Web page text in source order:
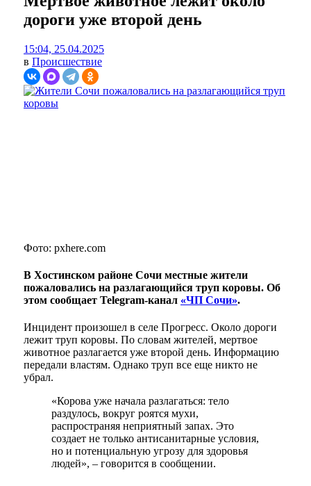
дороги уже второй день
15:04, 25.04.2025
в Происшествие
Фото: pxhere.com
В Хостинском районе Сочи местные жители
пожаловались на разлагающийся труп коровы. Об
этом сообщает Telegram-канал «ЧП Сочи».
Инцидент произошел в селе Прогресс. Около дороги
лежит труп коровы. По словам жителей, мертвое
животное разлагается уже второй день. Информацию
передали властям. Однако труп все еще никто не
убрал.
«Корова уже начала разлагаться: тело
раздулось, вокруг роятся мухи,
распространяя неприятный запах. Это
создает не только антисанитарные условия,
но и потенциальную угрозу для здоровья
людей», – говорится в сообщении.